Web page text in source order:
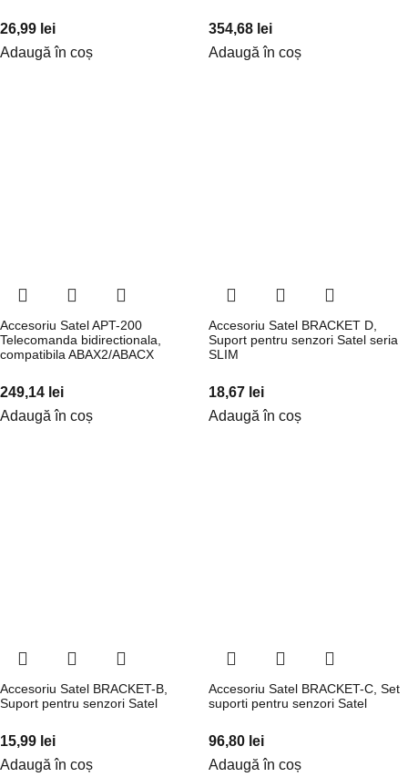
26,99 lei
Adaugă în coș
354,68 lei
Adaugă în coș
Accesoriu Satel APT-200
Telecomanda bidirectionala,
compatibila ABAX2/ABACX
249,14 lei
Adaugă în coș
Accesoriu Satel BRACKET D,
Suport pentru senzori Satel seria
SLIM
18,67 lei
Adaugă în coș
Accesoriu Satel BRACKET-B,
Suport pentru senzori Satel
15,99 lei
Adaugă în coș
Accesoriu Satel BRACKET-C, Set
suporti pentru senzori Satel
96,80 lei
Adaugă în coș